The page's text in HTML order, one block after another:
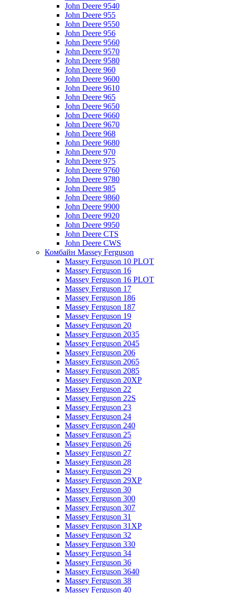
John Deere 9540
John Deere 955
John Deere 9550
John Deere 956
John Deere 9560
John Deere 9570
John Deere 9580
John Deere 960
John Deere 9600
John Deere 9610
John Deere 965
John Deere 9650
John Deere 9660
John Deere 9670
John Deere 968
John Deere 9680
John Deere 970
John Deere 975
John Deere 9760
John Deere 9780
John Deere 985
John Deere 9860
John Deere 9900
John Deere 9920
John Deere 9950
John Deere CTS
John Deere CWS
Комбайн Massey Ferguson
Massey Ferguson 10 PLOT
Massey Ferguson 16
Massey Ferguson 16 PLOT
Massey Ferguson 17
Massey Ferguson 186
Massey Ferguson 187
Massey Ferguson 19
Massey Ferguson 20
Massey Ferguson 2035
Massey Ferguson 2045
Massey Ferguson 206
Massey Ferguson 2065
Massey Ferguson 2085
Massey Ferguson 20XP
Massey Ferguson 22
Massey Ferguson 22S
Massey Ferguson 23
Massey Ferguson 24
Massey Ferguson 240
Massey Ferguson 25
Massey Ferguson 26
Massey Ferguson 27
Massey Ferguson 28
Massey Ferguson 29
Massey Ferguson 29XP
Massey Ferguson 30
Massey Ferguson 300
Massey Ferguson 307
Massey Ferguson 31
Massey Ferguson 31XP
Massey Ferguson 32
Massey Ferguson 330
Massey Ferguson 34
Massey Ferguson 36
Massey Ferguson 3640
Massey Ferguson 38
Massey Ferguson 40